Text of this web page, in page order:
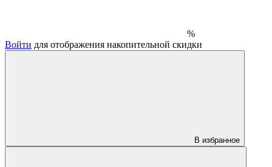
%
Войти для отображения накопительной скидки
В избранное